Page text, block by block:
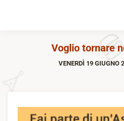
Voglio tornare
VENERDÌ 19 GIUGNO